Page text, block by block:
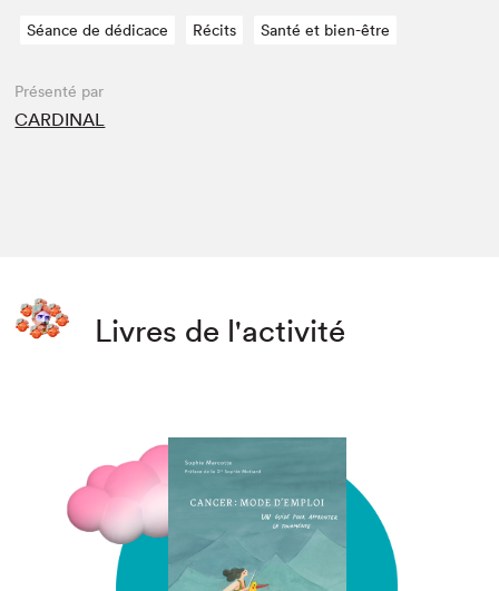
Séance de dédicace Récits Santé et bien-être
Présenté par
CARDINAL
Livres de l'activité